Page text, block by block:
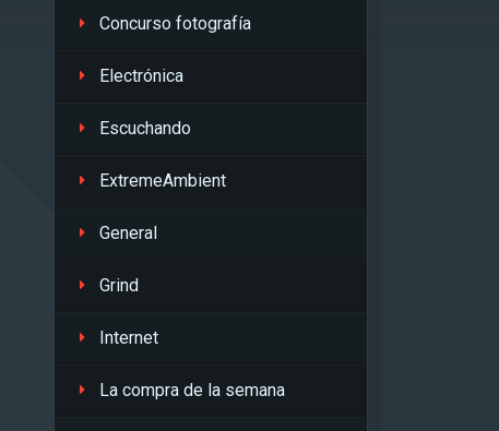
Concurso fotografía
Electrónica
Escuchando
ExtremeAmbient
General
Grind
Internet
La compra de la semana